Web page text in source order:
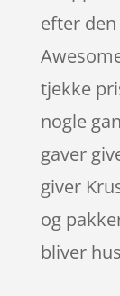
efter
tjekke
nogle
gaver
giver
og
bliver